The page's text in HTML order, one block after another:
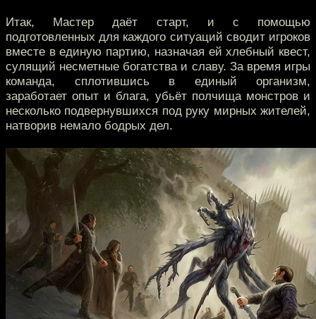
Итак, Мастер даёт старт, и с помощью
подготовленных для каждого ситуаций сводит игроков
вместе в единую партию, назначая ей хлебный квест,
сулящий несметные богатства и славу. За время игры
команда, сплотившись в единый организм,
заработает опыт и блага, убьёт полчища монстров и
несколько подвернувшихся под руку мирных жителей,
натворив немало бодрых дел.